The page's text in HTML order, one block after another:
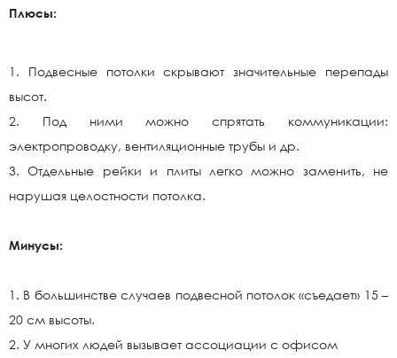
Плюсы:
1. Подвесные потолки скрывают значительные перепады
высот.
2. Под ними можно спрятать коммуникации:
электропроводку, вентиляционные трубы и др.
3. Отдельные рейки и плиты легко можно заменить, не
нарушая целостности потолка.
Минусы:
1. В большинстве случаев подвесной потолок «съедает» 15 –
20 см высоты.
2. У многих людей вызывает ассоциации с офисом